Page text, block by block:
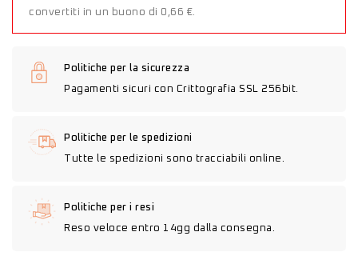
convertiti in un buono di 0,66 €.
Politiche per la sicurezza
Pagamenti sicuri con Crittografia SSL 256bit.
Politiche per le spedizioni
Tutte le spedizioni sono tracciabili online.
Politiche per i resi
Reso veloce entro 14gg dalla consegna.